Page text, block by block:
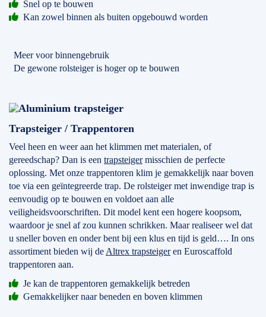
Snel op te bouwen
Kan zowel binnen als buiten opgebouwd worden
Meer voor binnengebruik
De gewone rolsteiger is hoger op te bouwen
Trapsteiger / Trappentoren
Veel heen en weer aan het klimmen met materialen, of
gereedschap? Dan is een trapsteigermisschien de perfecte
oplossing. Met onze trappentoren klim je gemakkelijk naar boven
toe via een geïntegreerde trap. De rolsteiger met inwendige trap is
eenvoudig op te bouwen en voldoet aan alle
veiligheidsvoorschriften. Dit model kent een hogere koopsom,
waardoor je snel af zou kunnen schrikken. Maar realiseer wel dat
u sneller boven en onder bent bij een klus en tijd is geld…. In ons
assortiment bieden wij de Altrex trapsteigeren Euroscaffold
trappentoren aan.
Je kan de trappentoren gemakkelijk betreden
Gemakkelijker naar beneden en boven klimmen